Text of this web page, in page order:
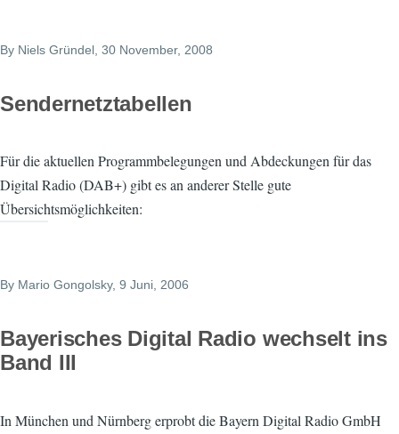
By Niels Gründel , 30 November, 2008
Sendernetztabellen
Für die aktuellen Programmbelegungen und Abdeckungen für das
Digital Radio (DAB+) gibt es an anderer Stelle gute
Übersichtsmöglichkeiten:
By Mario Gongolsky, 9 Juni, 2006
Bayerisches Digital Radio wechselt ins
Band III
In München und Nürnberg erprobt die Bayern Digital Radio GmbH